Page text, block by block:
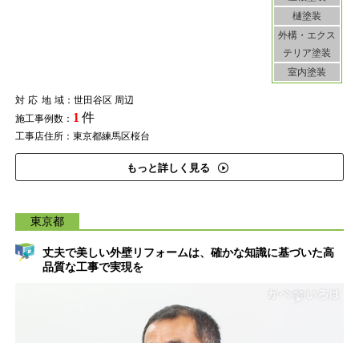
樋塗装
外構・エクス
テリア塗装
室内塗装
対応地域：世田谷区 周辺
施工事例数： 1 件
工事店住所：東京都練馬区桜台
もっと詳しく見る
東京都
丈夫で美しい外壁リフォームは、確かな知識に基づいた高
品質な工事で実現を